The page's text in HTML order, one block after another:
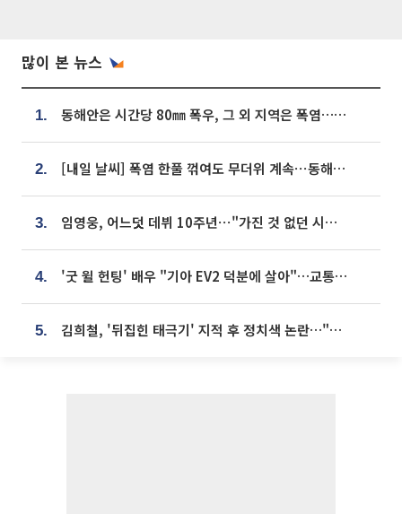
많이 본 뉴스
1. 동해안은 시간당 80㎜ 폭우, 그 외 지역은 폭염…‘극과 극 날씨’
2. [내일 날씨] 폭염 한풀 꺾여도 무더위 계속⋯동해안 이틀 연속 비
3. 임영웅, 어느덧 데뷔 10주년⋯"가진 것 없던 시절, 내 앞엔 20명의 팬뿐"
4. '굿 윌 헌팅' 배우 "기아 EV2 덕분에 살아"…교통사고 후 안전성 극찬
5. 김희철, '뒤집힌 태극기' 지적 후 정치색 논란…"좌우 떠나 우리나라 국기"